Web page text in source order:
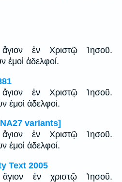
ἐν Χριστῷ Ἰησοῦ.
ἐμοὶ ἀδελφοί.
ἐν Χριστῷ Ἰησοῦ.
ἐμοὶ ἀδελφοί.
variants]
ἐν Χριστῷ Ἰησοῦ.
ἐμοὶ ἀδελφοί.
Text 2005
ἐν χριστῷ Ἰησοῦ.